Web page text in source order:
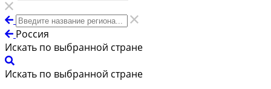
Россия
Искать по выбранной стране
Искать по выбранной стране